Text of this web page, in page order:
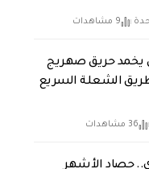
9 مشاهدات
يخمد حريق صهريج
الشعلة السريع
36 مشاهدات
حصاد الأشهر